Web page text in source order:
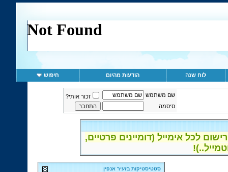
לוח שנה הודעות מהיום חיפוש
שם משתמש
זכור אותי?
סיסמה
לכל אימייל (דומיינים פרטיים,
סטטיסטיקות בזעיר אנפין